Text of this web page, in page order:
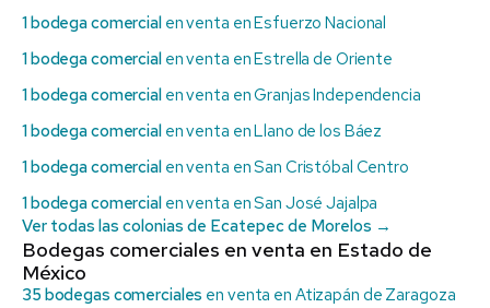
1 bodega comercialen venta en Esfuerzo Nacional
1 bodega comercialen venta en Estrella de Oriente
1 bodega comercialen venta en Granjas Independencia
1 bodega comercialen venta en Llano de los Báez
1 bodega comercialen venta en San Cristóbal Centro
1 bodega comercialen venta en San José Jajalpa
Ver todas las colonias de Ecatepec de Morelos →
Bodegas comerciales en venta en Estado de
México
35 bodegas comerciales en venta en Atizapán de Zaragoza